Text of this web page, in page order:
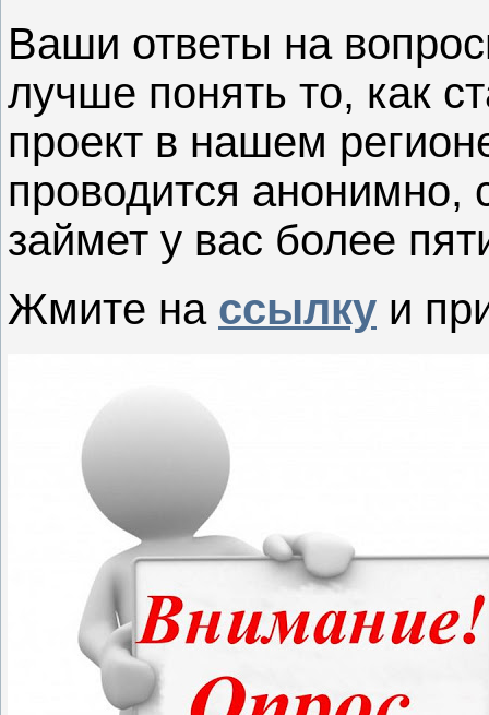
Ваши ответы на
лучше понять то, как
проект в нашем
проводится анонимно,
займет у вас более
Жмите на ссылку и